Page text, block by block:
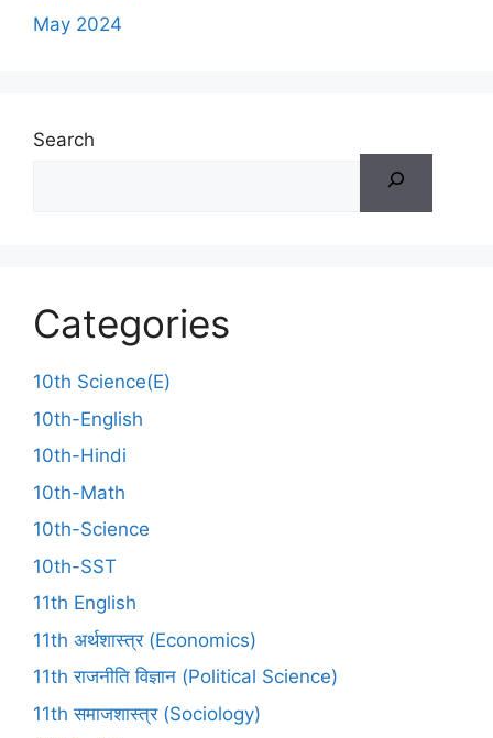
May 2024
Search
Categories
10th Science(E)
10th-English
10th-Hindi
10th-Math
10th-Science
10th-SST
11th English
11th अर्थशास्त्र (Economics)
11th राजनीति विज्ञान (Political Science)
11th समाजशास्त्र (Sociology)